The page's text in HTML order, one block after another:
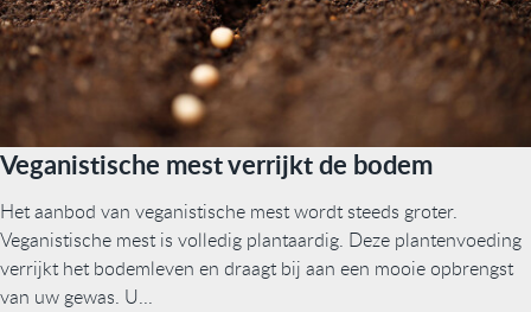
Veganistische mest verrijkt de bodem
Het aanbod van veganistische mest wordt steeds groter.
Veganistische mest is volledig plantaardig. Deze plantenvoeding
verrijkt het bodemleven en draagt bij aan een mooie opbrengst
van uw gewas. U...